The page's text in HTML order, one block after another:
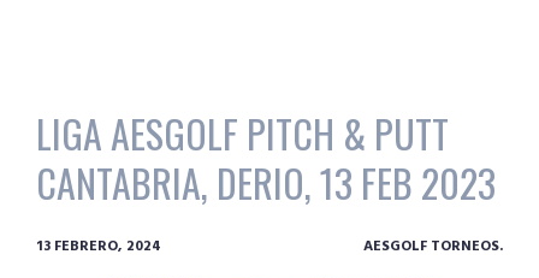
LIGA AESGOLF PITCH & PUTT
CANTABRIA, DERIO, 13 FEB 2023
13 FEBRERO, 2024 AESGOLF TORNEOS.